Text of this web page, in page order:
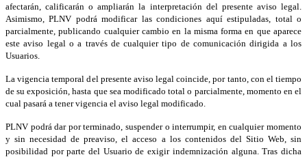
afectarán, calificarán o ampliarán la interpretación del presente aviso legal.
Asimismo, PLNV podrá modificar las condiciones aquí estipuladas, total o
parcialmente, publicando cualquier cambio en la misma forma en que aparece
este aviso legal o a través de cualquier tipo de comunicación dirigida a los
Usuarios.
La vigencia temporal del presente aviso legal coincide, por tanto, con el tiempo
de su exposición, hasta que sea modificado total o parcialmente, momento en el
cual pasará a tener vigencia el aviso legal modificado.
PLNV podrá dar por terminado, suspender o interrumpir, en cualquier momento
y sin necesidad de preaviso, el acceso a los contenidos del Sitio Web, sin
posibilidad por parte del Usuario de exigir indemnización alguna. Tras dicha